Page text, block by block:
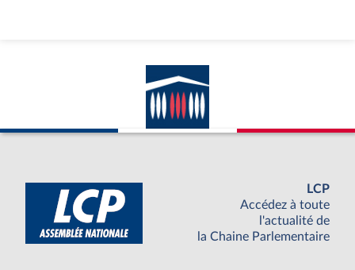
LCP
Accédez à toute
l'actualité de
la Chaine Parlementaire